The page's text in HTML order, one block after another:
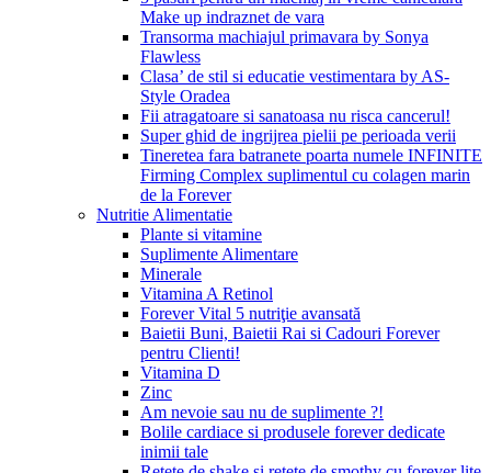
Make up indraznet de vara
Transorma machiajul primavara by Sonya
Flawless
Clasa’ de stil si educatie vestimentara by AS-
Style Oradea
Fii atragatoare si sanatoasa nu risca cancerul!
Super ghid de ingrijrea pielii pe perioada verii
Tineretea fara batranete poarta numele INFINITE
Firming Complex suplimentul cu colagen marin
de la Forever
Nutritie Alimentatie
Plante si vitamine
Suplimente Alimentare
Minerale
Vitamina A Retinol
Forever Vital 5 nutriţie avansată
Baietii Buni, Baietii Rai si Cadouri Forever
pentru Clienti!
Vitamina D
Zinc
Am nevoie sau nu de suplimente ?!
Bolile cardiace si produsele forever dedicate
inimii tale